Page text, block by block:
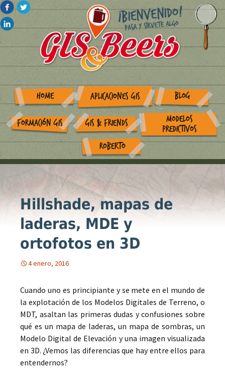
HOME APLICACIONES GIS BLOG
FORMACIÓN GIS GIS & FRIENDS
MODELOS
PREDICTIVOS
ROBERTO
Hillshade, mapas de
laderas, MDE y
ortofotos en 3D
4 enero, 2016
Cuando uno es principiante y se mete en el mundo de
la explotación de los Modelos Digitales de Terreno, o
MDT, asaltan las primeras dudas y confusiones sobre
qué es un mapa de laderas, un mapa de sombras, un
Modelo Digital de Elevación y una imagen visualizada
en 3D. ¿Vemos las diferencias que hay entre ellos para
entendernos?